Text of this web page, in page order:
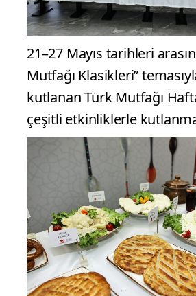
21–27 Mayıs tarihleri
Mutfağı Klasikleri”
kutlanan Türk Mutfağı
çeşitli etkinliklerle